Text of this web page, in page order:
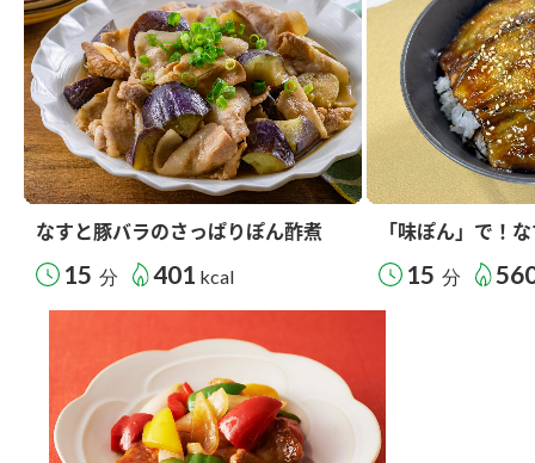
なすと豚バラのさっぱりぽん酢煮
15 分 401 kcal
「味ぽん」で！
15 分